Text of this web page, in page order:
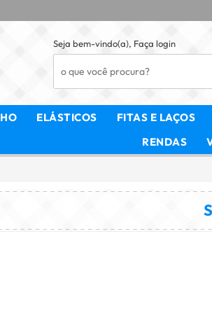
Seja bem-vindo(a), Faça login
ELÁSTICOS FITAS E LAÇOS
RENDAS